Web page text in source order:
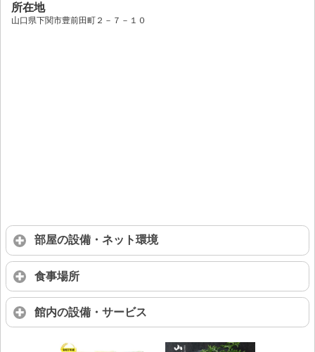
所在地
山口県下関市豊前田町２－７－１０
部屋の設備・ネット環境
食事場所
館内の設備・サービス